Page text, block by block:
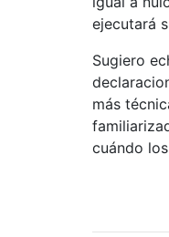
ejecutará
Sugiero
más
cuándo